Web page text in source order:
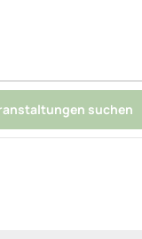
suchen